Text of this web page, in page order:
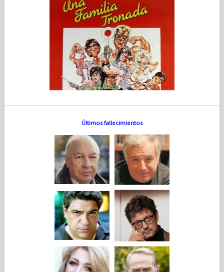
Últimos fallecimientos